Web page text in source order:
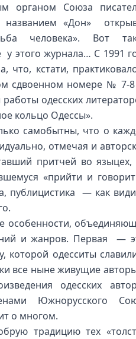
органом Союза
«Дон»
человека». Вот
этого журнала… С 1991
кстати,
сдвоенном номере № 7-8
одесских
кольцо Одессы».
самобытны, что о
отмечая и
притчей во языцех,
«прийти и
публицистика — как
особенности,
и жанров. Первая —
которой одесситы
все ныне живущие
одесских
Южнорусского
о многом.
традицию тех